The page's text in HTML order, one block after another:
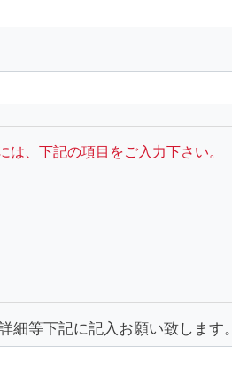
、下記の項目をご入力下さい。
細等下記に記入お願い致します。